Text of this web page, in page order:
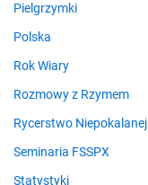
Pielgrzymki
Polska
Rok Wiary
Rozmowy z Rzymem
Rycerstwo Niepokalanej
Seminaria FSSPX
Statystyki